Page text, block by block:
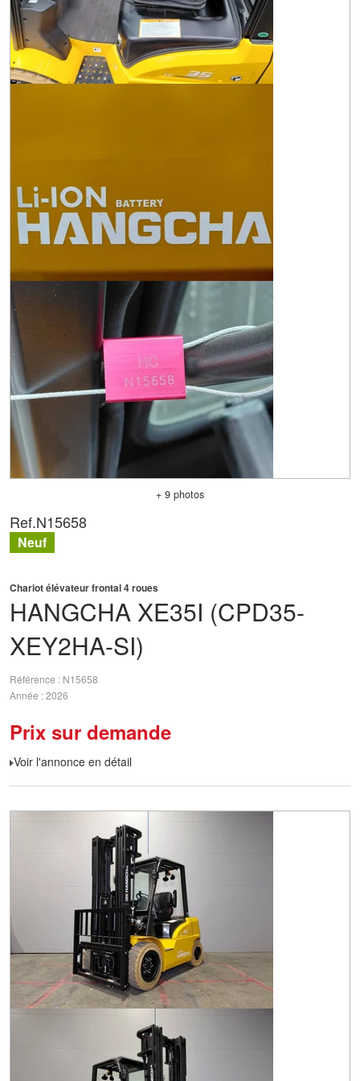
+ 9 photos
HANGCHA XE35I (CPD35-
XEY2HA-SI)
Chariot élévateur frontal 4 roues
Référence
N15658
Année 2026
Prix sur demande
Voir l'annonce en détail
Ref.N15658
Neuf